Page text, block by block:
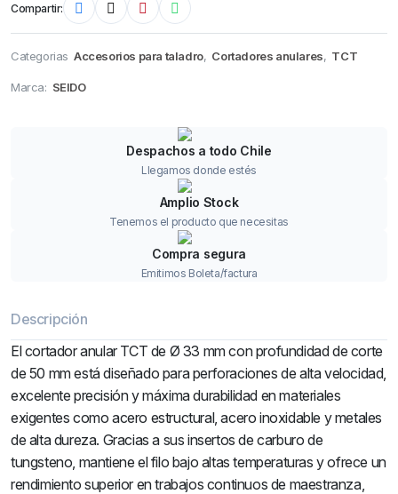
Compartir:
Categorias Accesorios para taladro, Cortadores anulares, TCT
Marca: SEIDO
Despachos a todo Chile
Llegamos donde estés
Amplio Stock
Tenemos el producto que necesitas
Compra segura
Emitimos Boleta/factura
Descripción
El cortador anular TCT de Ø 33 mm con profundidad de corte
de 50 mm está diseñado para perforaciones de alta velocidad,
excelente precisión y máxima durabilidad en materiales
exigentes como acero estructural, acero inoxidable y metales
de alta dureza. Gracias a sus insertos de carburo de
tungsteno, mantiene el filo bajo altas temperaturas y ofrece un
rendimiento superior en trabajos continuos de maestranza,